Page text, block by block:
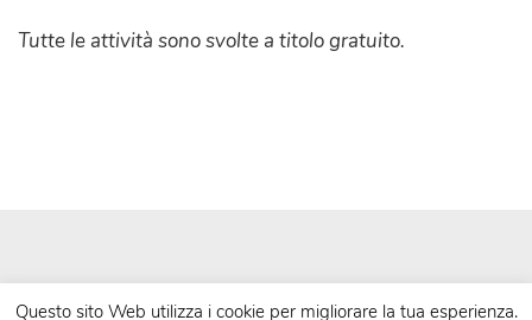
Tutte le attività sono svolte a titolo gratuito.
Questo sito Web utilizza i cookie per migliorare la tua esperienza.